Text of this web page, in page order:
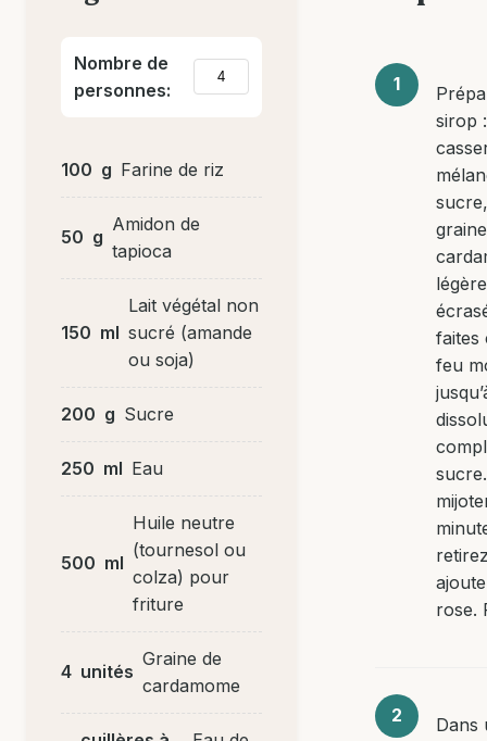
Nombre de
personnes:
100 g Farine de riz
50 g
Amidon de
tapioca
150 ml
Lait végétal non
sucré (amande
ou soja)
200 g Sucre
250 ml Eau
500 ml
Huile neutre
(tournesol ou
colza) pour
friture
4 unités
Graine de
cardamome
sirop
faites
feu
rose.
Dans